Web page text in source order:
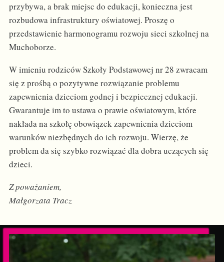
przybywa, a brak miejsc do edukacji, konieczna jest
rozbudowa infrastruktury oświatowej. Proszę o
przedstawienie harmonogramu rozwoju sieci szkolnej na
Muchoborze.
W imieniu rodziców Szkoły Podstawowej nr 28 zwracam
się z prośbą o pozytywne rozwiązanie problemu
zapewnienia dzieciom godnej i bezpiecznej edukacji.
Gwarantuje im to ustawa o prawie oświatowym, które
nakłada na szkołę obowiązek zapewnienia dzieciom
warunków niezbędnych do ich rozwoju. Wierzę, że
problem da się szybko rozwiązać dla dobra uczących się
dzieci.
Z poważaniem,
Małgorzata Tracz